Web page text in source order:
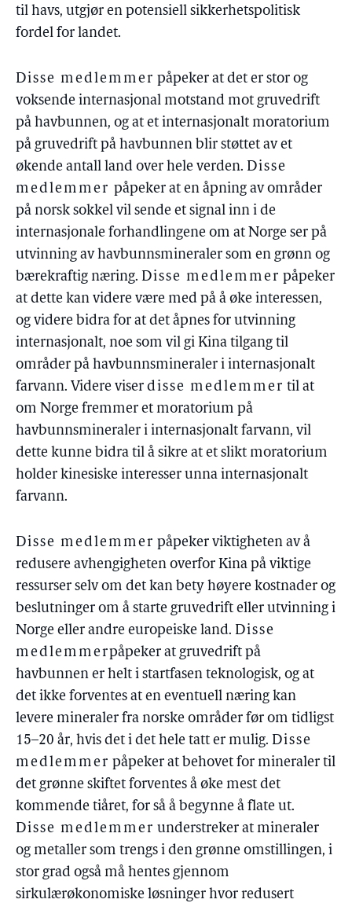
til havs, utgjør en potensiell sikkerhetspolitisk
fordel for landet.
Disse medlemmer påpeker at det er stor og
voksende internasjonal motstand mot gruvedrift
på havbunnen, og at et internasjonalt moratorium
på gruvedrift på havbunnen blir støttet av et
økende antall land over hele verden. Disse
medlemmer påpeker at en åpning av områder
på norsk sokkel vil sende et signal inn i de
internasjonale forhandlingene om at Norge ser på
utvinning av havbunnsmineraler som en grønn og
bærekraftig næring. Disse medlemmer påpeker
at dette kan videre være med på å øke interessen,
og videre bidra for at det åpnes for utvinning
internasjonalt, noe som vil gi Kina tilgang til
områder på havbunnsmineraler i internasjonalt
farvann. Videre viser disse medlemmer til at
om Norge fremmer et moratorium på
havbunnsmineraler i internasjonalt farvann, vil
dette kunne bidra til å sikre at et slikt moratorium
holder kinesiske interesser unna internasjonalt
farvann.
Disse medlemmer påpeker viktigheten av å
redusere avhengigheten overfor Kina på viktige
ressurser selv om det kan bety høyere kostnader og
beslutninger om å starte gruvedrift eller utvinning i
Norge eller andre europeiske land. Disse
medlemmerpåpeker at gruvedrift på
havbunnen er helt i startfasen teknologisk, og at
det ikke forventes at en eventuell næring kan
levere mineraler fra norske områder før om tidligst
15–20 år, hvis det i det hele tatt er mulig. Disse
medlemmer påpeker at behovet for mineraler til
det grønne skiftet forventes å øke mest det
kommende tiåret, for så å begynne å flate ut.
Disse medlemmer understreker at mineraler
og metaller som trengs i den grønne omstillingen, i
stor grad også må hentes gjennom
sirkulærøkonomiske løsninger hvor redusert